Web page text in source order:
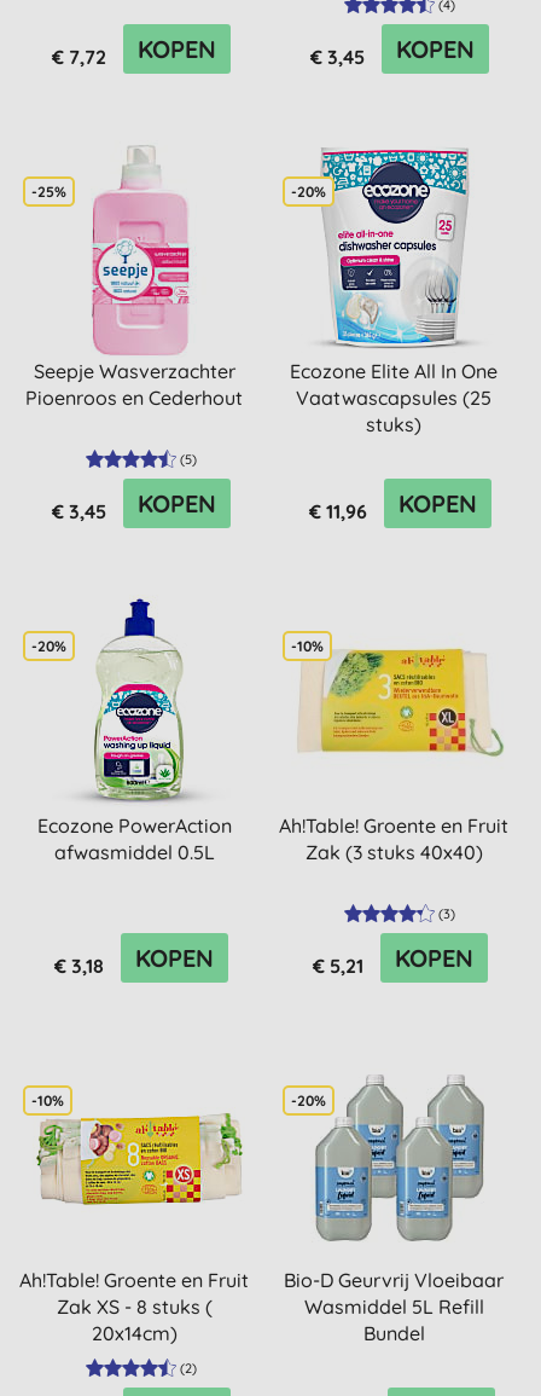
€ 7,72 KOPEN
(4)
€ 3,45 KOPEN
-25%
Seepje Wasverzachter
Pioenroos en Cederhout
(5)
€ 3,45 KOPEN
-20%
Ecozone Elite All In One
Vaatwascapsules (25
stuks)
€ 11,96 KOPEN
-20%
Ecozone PowerAction
afwasmiddel 0.5L
€ 3,18 KOPEN
-10%
Ah!Table! Groente en Fruit
Zak (3 stuks 40x40)
(3)
€ 5,21 KOPEN
-10%
Ah!Table! Groente en Fruit
Zak XS - 8 stuks (
20x14cm)
(2)
-20%
Bio-D Geurvrij Vloeibaar
Wasmiddel 5L Refill
Bundel